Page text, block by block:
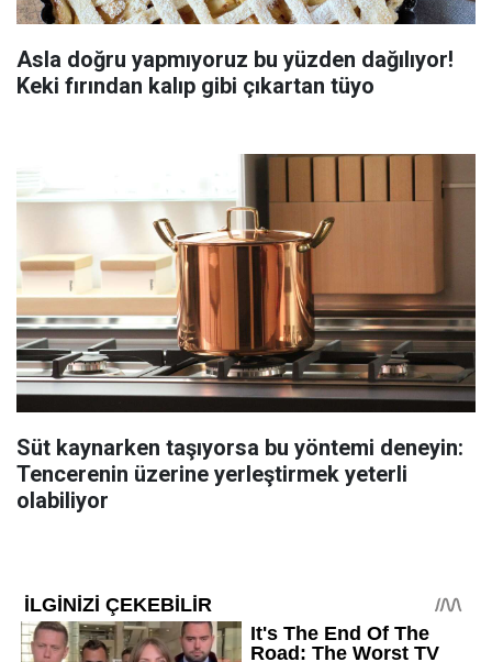
Asla doğru yapmıyoruz bu yüzden dağılıyor!
Keki fırından kalıp gibi çıkartan tüyo
Süt kaynarken taşıyorsa bu yöntemi deneyin:
Tencerenin üzerine yerleştirmek yeterli
olabiliyor